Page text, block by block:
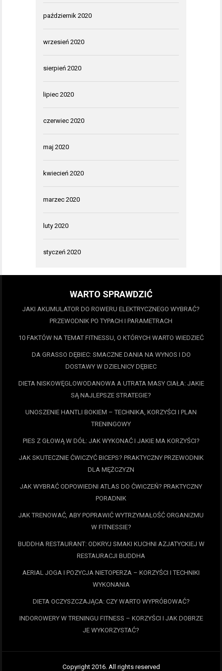
październik 2020
wrzesień 2020
sierpień 2020
lipiec 2020
czerwiec 2020
maj 2020
kwiecień 2020
marzec 2020
luty 2020
styczeń 2020
WARTO SPRAWDZIĆ
JAKI AKUMULATOR DO ROWERU ELEKTRYCZNEGO WYBRAĆ?
PRZEWODNIK PO TYPACH I PARAMETRACH
10 FAKTÓW NA TEMAT FITNESSU, O KTÓRYCH WARTO WIEDZIEĆ
DA GRASSO DĘBIEC: SMACZNE DANIA NA WYNOS I DO
DOSTAWY W DZIELNICY DĘBIEC
DIETA NISKOWĘGLOWODANOWA A UTRATA MASY CIAŁA: JAKIE
SĄ NAJLEPSZE STRATEGIE?
UNOSZENIE HANTLI BOKIEM – TECHNIKA, KORZYŚCI I PLAN
TRENINGOWY
PIES Z GŁOWĄ W DÓŁ: JAK WYKONAĆ I JAKIE MA KORZYŚCI?
JAK SKUTECZNIE ĆWICZYĆ BICEPS? PRAKTYCZNY PRZEWODNIK
DLA MĘŻCZYZN
JAK WYBRAĆ ODPOWIEDNI ATLAS DO ĆWICZEŃ? PRAKTYCZNY
PORADNIK
JAK TRENOWAĆ, ABY POPRAWIĆ WYTRZYMAŁOŚĆ ORGANIZMU
W FITNESSIE?
BUDDHA RESTAURANT: ODKRYJ SMAKI KUCHNI AZJATYCKIEJ W
RESTAURACJI BUDDHA
AERIAL JOGA I POZYCJA NIETOPERZA – KORZYŚCI I TECHNIKI
WYKONANIA
DIETA OCZYSZCZAJĄCA: CZY WARTO WYPRÓBOWAĆ?
INDOROWERY W TRENINGU FITNESS – KORZYŚCI I JAK DOBRZE
JE WYKORZYSTAĆ?
Copyright 2016. All rights reserved